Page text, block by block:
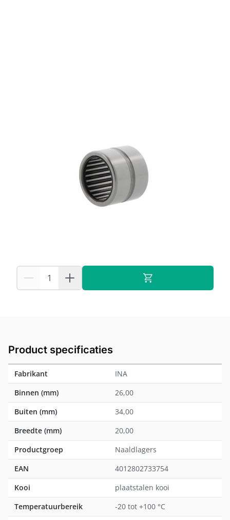
Naaldlagers
26.00 mm
34.00 mm
20.00 mm
Product specificaties
Fabrikant
INA
Binnen (mm)
26,00
Buiten (mm)
34,00
Breedte (mm)
20,00
Productgroep
Naaldlagers
EAN
4012802733754
Kooi
plaatstalen kooi
Temperatuurbereik
-20 tot +100 °C